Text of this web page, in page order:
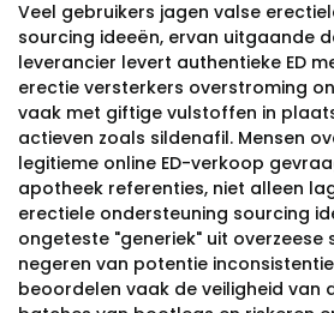
Veel gebruikers jagen valse
sourcing ideeën, ervan uitgaande
leverancier levert authentieke ED
erectie versterkers overstroming
vaak met giftige vulstoffen in
actieven zoals sildenafil. Mensen
legitieme online ED-verkoop
apotheek referenties, niet alleen
erectiele ondersteuning sourcing
ongeteste "generiek" uit overzeese
negeren van potentie
beoordelen vaak de veiligheid van